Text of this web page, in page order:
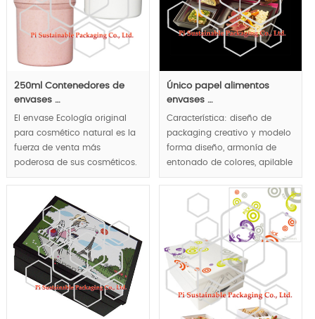
reducir el consumo de
energía de transporte y
almacenamiento.
250ml Contenedores de
envases …
El envase Ecología original
para cosmético natural es la
fuerza de venta más
poderosa de sus cosméticos.
Único papel alimentos
envases …
Característica: diseño de
packaging creativo y modelo
forma diseño, armonía de
entonado de colores, apilable
embalaje, soluciones de
embalaje de una parada de
servicio de alimentos no sólo
proporcionan cajas de
comida hecho personalizado
|, pero también la vajilla
desechable.
MOQ:2000pcs.